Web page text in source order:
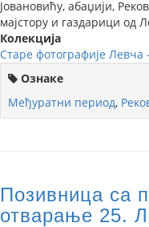
Јовановићу, абаџији,
мајстору и газдарици од
Колекција
Старе фотографије Левча
Ознаке
Међуратни период,
Позивница са
отварање 25.